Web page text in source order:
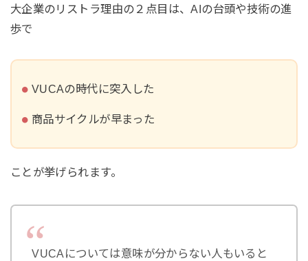
大企業のリストラ理由の２点目は、AIの台頭や技術の進
歩で
VUCAの時代に突入した
商品サイクルが早まった
ことが挙げられます。
VUCAについては意味が分からない人もいると